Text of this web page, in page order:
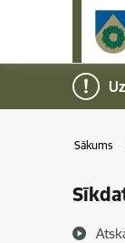
Pāriet uz lapas
Sākums